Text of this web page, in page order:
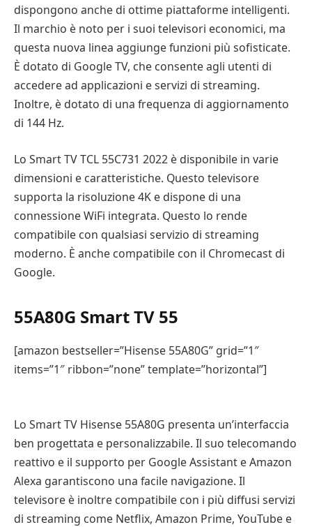
dispongono anche di ottime piattaforme intelligenti.
Il marchio è noto per i suoi televisori economici, ma
questa nuova linea aggiunge funzioni più sofisticate.
È dotato di Google TV, che consente agli utenti di
accedere ad applicazioni e servizi di streaming.
Inoltre, è dotato di una frequenza di aggiornamento
di 144 Hz.
Lo Smart TV TCL 55C731 2022 è disponibile in varie
dimensioni e caratteristiche. Questo televisore
supporta la risoluzione 4K e dispone di una
connessione WiFi integrata. Questo lo rende
compatibile con qualsiasi servizio di streaming
moderno. È anche compatibile con il Chromecast di
Google.
55A80G Smart TV 55
[amazon bestseller=”Hisense 55A80G” grid=”1″
items=”1″ ribbon=”none” template=”horizontal”]
Lo Smart TV Hisense 55A80G presenta un’interfaccia
ben progettata e personalizzabile. Il suo telecomando
reattivo e il supporto per Google Assistant e Amazon
Alexa garantiscono una facile navigazione. Il
televisore è inoltre compatibile con i più diffusi servizi
di streaming come Netflix, Amazon Prime, YouTube e